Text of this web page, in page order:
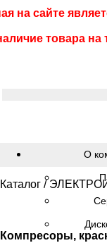
на сайте
товара на
О
Каталог /
Компресоры,